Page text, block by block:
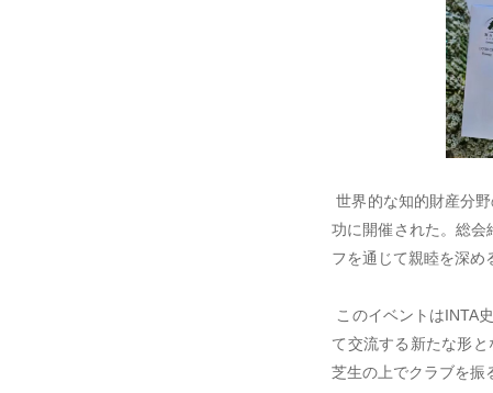
世界的な知的財産分
功に開催された。総会
フを通じて親睦を深め
このイベントはINTA
て交流する新たな形
芝生の上でクラブを振